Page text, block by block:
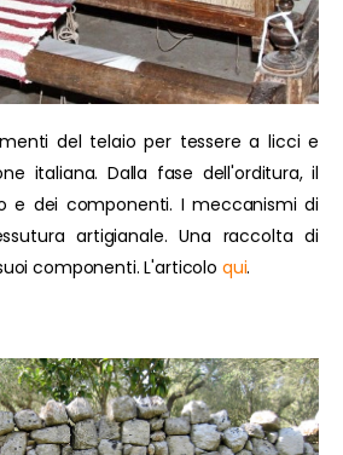
del telaio per tessere a licci e
italiana. Dalla fase dell'orditura, il
e dei componenti. I meccanismi di
artigianale. Una raccolta di
componenti. L'articolo qui.